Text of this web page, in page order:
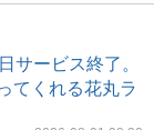
サービス終了。
てくれる花丸ラ